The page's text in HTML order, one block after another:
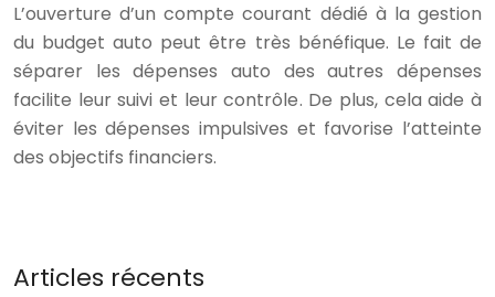
L’ouverture d’un compte courant dédié à la gestion
du budget auto peut être très bénéfique. Le fait de
séparer les dépenses auto des autres dépenses
facilite leur suivi et leur contrôle. De plus, cela aide à
éviter les dépenses impulsives et favorise l’atteinte
des objectifs financiers.
Articles récents